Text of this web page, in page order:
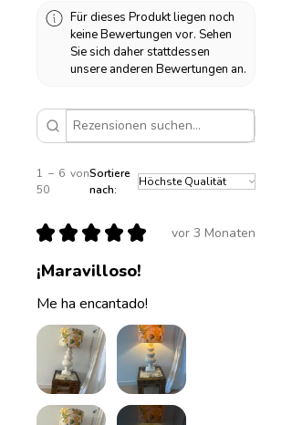
20cm
Durchmesser 30cm, Höhe
23cm
25cm
Durchmesser 40cm, Höhe
Für dieses Produkt liegen noch
keine Bewertungen vor. Sehen
Sie sich daher stattdessen
unsere anderen Bewertungen an.
1 – 6 von
50
Sortiere
nach:
★ ★ ★ ★ ★ vor 3 Monaten
¡Maravilloso!
Me ha encantado!